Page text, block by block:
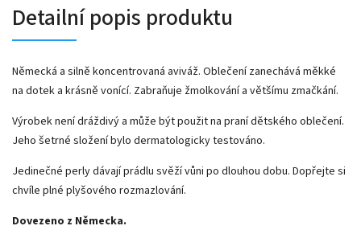
Detailní popis produktu
Německá a silně koncentrovaná aviváž. Oblečení zanechává měkké
na dotek a krásně vonící. Zabraňuje žmolkování a většímu zmačkání.
Výrobek není dráždivý a může být použit na praní dětského oblečení.
Jeho šetrné složení bylo dermatologicky testováno.
Jedinečné perly dávají prádlu svěží vůni po dlouhou dobu. Dopřejte si
chvíle plné plyšového rozmazlování.
Dovezeno z Německa.